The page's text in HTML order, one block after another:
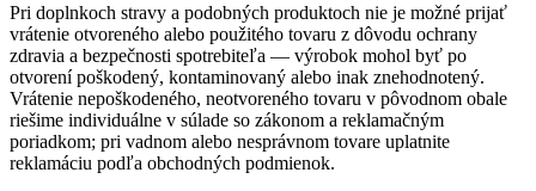
Pri doplnkoch stravy a podobných produktoch nie je možné prijať
vrátenie otvoreného alebo použitého tovaru z dôvodu ochrany
zdravia a bezpečnosti spotrebiteľa — výrobok mohol byť po
otvorení poškodený, kontaminovaný alebo inak znehodnotený.
Vrátenie nepoškodeného, neotvoreného tovaru v pôvodnom obale
riešime individuálne v súlade so zákonom a reklamačným
poriadkom; pri vadnom alebo nesprávnom tovare uplatnite
reklamáciu podľa obchodných podmienok.